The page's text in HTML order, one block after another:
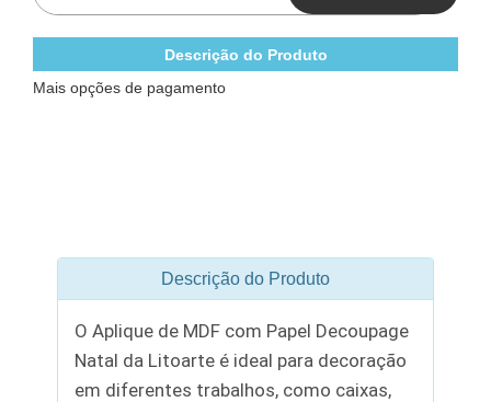
Descrição do Produto
Mais opções de pagamento
Descrição do Produto
O Aplique de MDF com Papel Decoupage
Natal da Litoarte é ideal para decoração
em diferentes trabalhos, como caixas,